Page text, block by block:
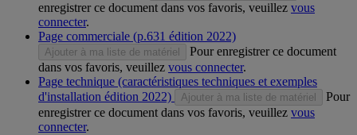
enregistrer ce document dans vos favoris, veuillez vous
connecter.
Page commerciale (p.631 édition 2022)
Ajouter à ma liste de matériel
Pour enregistrer ce document
dans vos favoris, veuillez vous connecter.
Page technique (caractéristiques techniques et exemples
d'installation édition 2022)
Ajouter à ma liste de matériel
Pour
enregistrer ce document dans vos favoris, veuillez vous
connecter.